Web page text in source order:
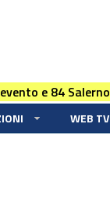
e 84 Salerno
WEB TV